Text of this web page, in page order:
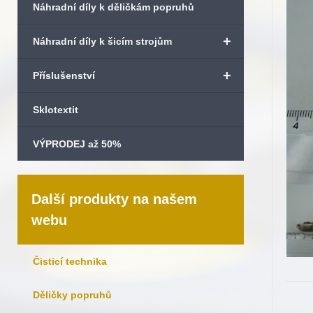
Náhradní díly k děličkám popruhů
+
Náhradní díly k šicím strojům
+
Příslušenství
Sklotextit
VÝPRODEJ až 50%
Další produkty na našem
webu
Čisticí technika
Děličky popruhů